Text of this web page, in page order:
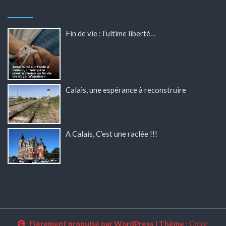
Fin de vie : l’ultime liberté…
Calais, une espérance à reconstruire
A Calais, C’est une raclée !!!
Fièrement propulsé par WordPress | Thème : Color